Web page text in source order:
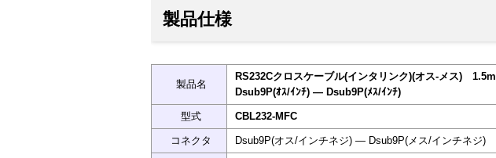
製品仕様
製品名
RS232Cクロスケーブル(インタリンク)(オス-メス) 1.5m
Dsub9P(ｵｽ/ｲﾝﾁ) ― Dsub9P(ﾒｽ/ｲﾝﾁ)
型式 CBL232-MFC
コネクタ Dsub9P(オス/インチネジ) ― Dsub9P(メス/インチネジ)